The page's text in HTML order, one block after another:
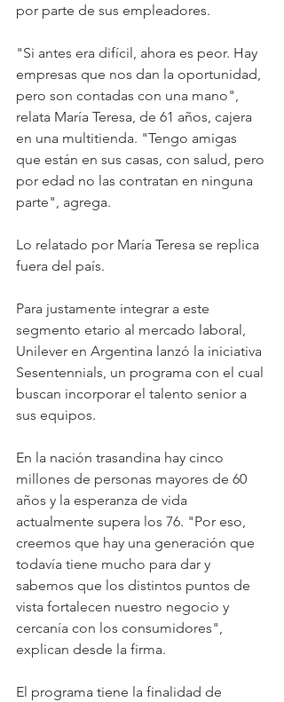
por parte de sus empleadores.
"Si antes era difícil, ahora es peor. Hay
empresas que nos dan la oportunidad,
pero son contadas con una mano",
relata María Teresa, de 61 años, cajera
en una multitienda. "Tengo amigas
que están en sus casas, con salud, pero
por edad no las contratan en ninguna
parte", agrega.
Lo relatado por María Teresa se replica
fuera del país.
Para justamente integrar a este
segmento etario al mercado laboral,
Unilever en Argentina lanzó la iniciativa
Sesentennials, un programa con el cual
buscan incorporar el talento senior a
sus equipos.
En la nación trasandina hay cinco
millones de personas mayores de 60
años y la esperanza de vida
actualmente supera los 76. "Por eso,
creemos que hay una generación que
todavía tiene mucho para dar y
sabemos que los distintos puntos de
vista fortalecen nuestro negocio y
cercanía con los consumidores",
explican desde la firma.
El programa tiene la finalidad de